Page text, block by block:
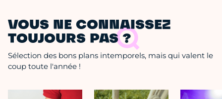
VOUS NE CONNAISSEZ
TOUJOURS PAS ?
Sélection des bons plans intemporels, mais qui valent le
coup toute l'année !